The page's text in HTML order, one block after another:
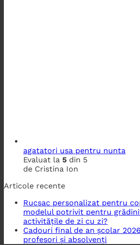
agatatori usa pentru nunta
Evaluat la 5 din 5
de Cristina Ion
Articole recente
Rucsac personalizat pentru
modelul potrivit pentru
activitățile de zi cu zi?
Cadouri final de an școlar
profesori și absolvenți